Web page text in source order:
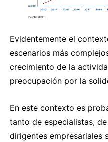
Evidentemente el
escenarios más
crecimiento de la
preocupación por la
En este contexto es
tanto de especialistas,
dirigentes empresariales